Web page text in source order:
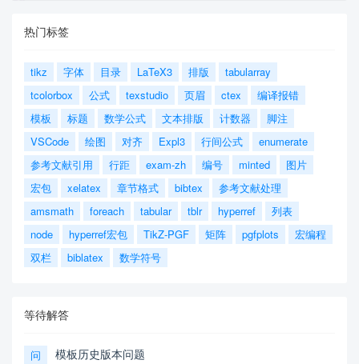
热门标签
tikz 字体 目录 LaTeX3 排版
tabularray
tcolorbox
公式 texstudio 页眉 ctex
编译报错
模板
标题 数学公式 文本排版 计数器
脚注
VSCode
绘图 对齐 Expl3 行间公式
enumerate
参考文献引用
行距 exam-zh 编号 minted
图片
宏包
xelatex 章节格式 bibtex
参考文献处理
amsmath
foreach tabular tblr hyperref
列表
node
hyperref宏包 TikZ-PGF 矩阵 pgfplots
宏编程
双栏
biblatex 数学符号
等待解答
问 模板历史版本问题